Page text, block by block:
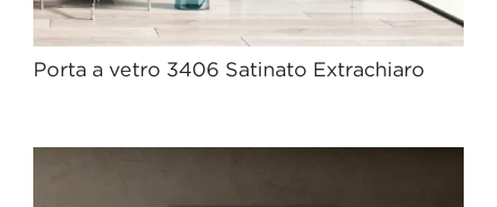
Porta a vetro 3406 Satinato Extrachiaro